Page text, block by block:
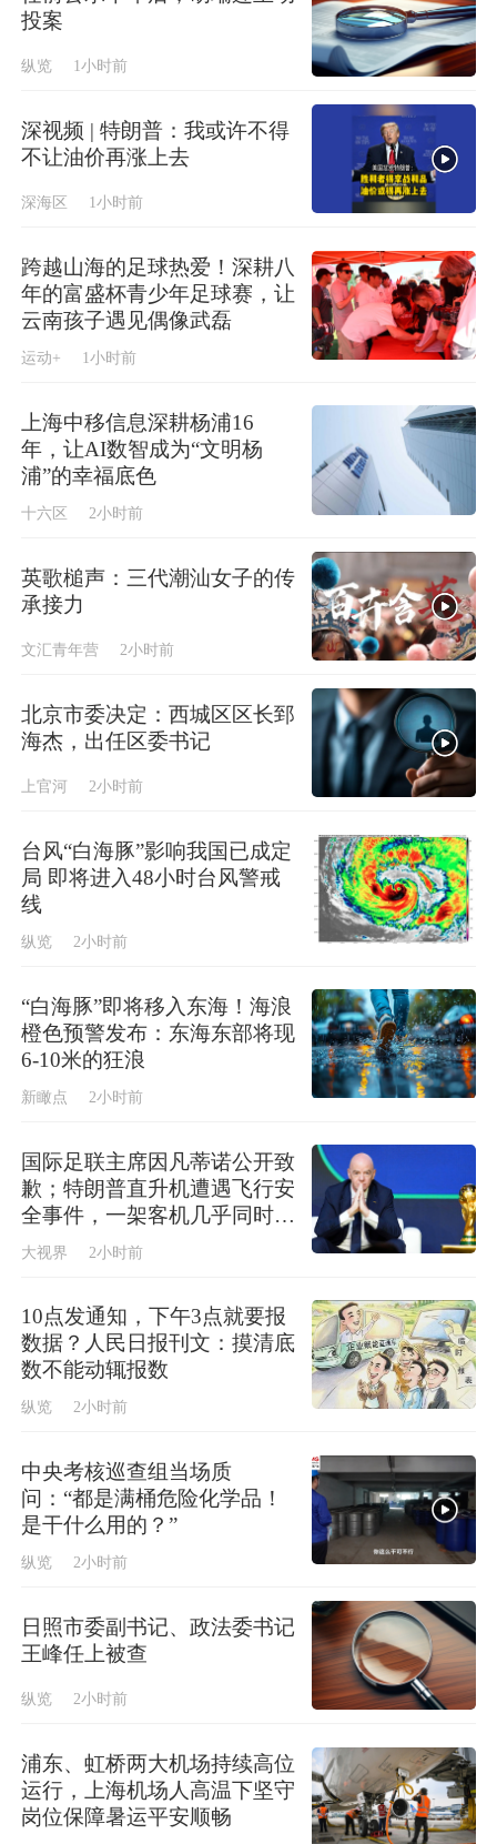
投案
纵览 1小时前
深视频 | 特朗普：我或许不得
不让油价再涨上去
深海区 1小时前
跨越山海的足球热爱！深耕八
年的富盛杯青少年足球赛，让
云南孩子遇见偶像武磊
运动+ 1小时前
上海中移信息深耕杨浦16
年，让AI数智成为“文明杨
浦”的幸福底色
十六区 2小时前
英歌槌声：​三代潮汕女子的传
承接力
文汇青年营 2小时前
北京市委决定：西城区区长郅
海杰，出任区委书记
上官河 2小时前
台风“白海豚”影响我国已成定
局 即将进入48小时台风警戒
线
纵览 2小时前
“白海豚”即将移入东海！海浪
橙色预警发布：东海东部将现
6-10米的狂浪
新瞰点 2小时前
国际足联主席因凡蒂诺公开致
歉；特朗普直升机遭遇飞行安
全事件，一架客机几乎同时起
飞
大视界 2小时前
10点发通知，下午3点就要报
数据？人民日报刊文：摸清底
数不能动辄报数
纵览 2小时前
中央考核巡查组当场质
问：“都是满桶危险化学品！
是干什么用的？”
纵览 2小时前
日照市委副书记、政法委书记
王峰任上被查
纵览 2小时前
浦东、虹桥两大机场持续高位
运行，上海机场人高温下坚守
岗位保障暑运平安顺畅